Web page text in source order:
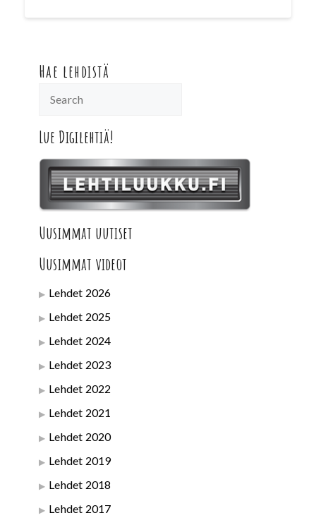
Hae lehdistä
Lue Digilehtiä!
Uusimmat uutiset
Uusimmat videot
Lehdet 2026
Lehdet 2025
Lehdet 2024
Lehdet 2023
Lehdet 2022
Lehdet 2021
Lehdet 2020
Lehdet 2019
Lehdet 2018
Lehdet 2017